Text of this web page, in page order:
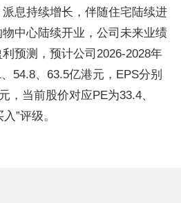
息持续增长，伴随住宅陆续进
中心陆续开业，公司未来业绩
预测，预计公司2026-2028年
54.8、63.5亿港元，EPS分别
，当前股价对应PE为33.4、
”评级。